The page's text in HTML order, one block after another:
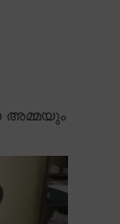
അമ്മയും